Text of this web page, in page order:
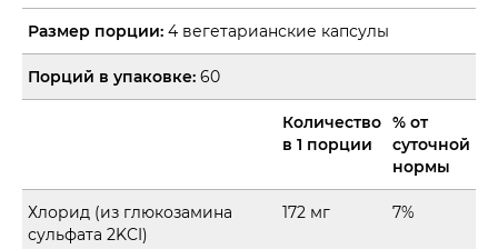
Размер порции: 4 вегетарианские капсулы
Порций в упаковке: 60
Количество
в 1 порции
% от
суточной
нормы
Хлорид (из глюкозамина
сульфата 2KCI)
172 мг 7%